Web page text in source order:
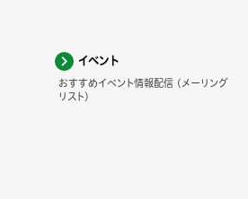
イベント
おすすめイベント情報配信 (メーリング
リスト)